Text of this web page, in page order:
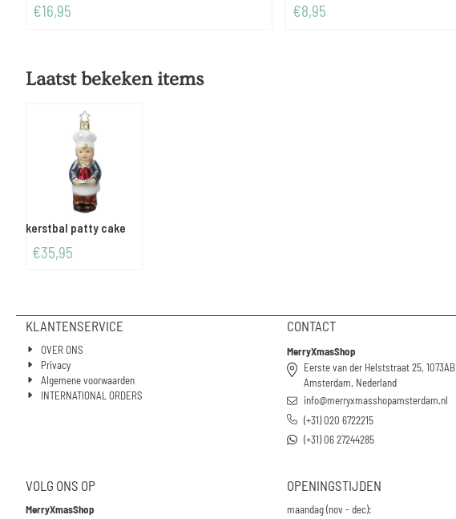
Prijs: 16,95
€16,95 Prijs: 8,95
€8,95
Laatst bekeken items
kerstbal patty cake
€35,95
KLANTENSERVICE
OVER ONS
Privacy
Algemene voorwaarden
INTERNATIONAL ORDERS
CONTACT
MerryXmasShop
Eerste van der Helststraat 25, 1073AB
Amsterdam, Nederland
info@merryxmasshopamsterdam.nl
(+31) 020 6722215
(+31) 06 27244285
VOLG ONS OP
MerryXmasShop
OPENINGSTIJDEN
maandag (nov - dec):